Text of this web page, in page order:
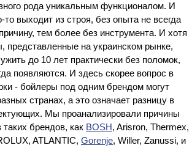
рода уникальным функционалом. И
то выходит из строя, без опыта не всегда
тем более без инструмента. И хотя
представленные на украинском рынке,
до 10 лет практически без поломок,
появляются. И здесь скорее вопрос в
- бойлеры под одним брендом могут
странах, а это означает разницу в
Мы проанализировали причины
брендов, как BOSH, Arisron, Thermex,
ATLANTIC, Gorenje, Willer, Zanussi, и